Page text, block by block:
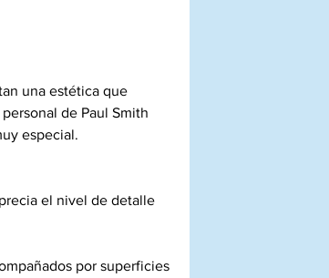
una estética que
de Paul Smith
especial.
el nivel de detalle
por superficies